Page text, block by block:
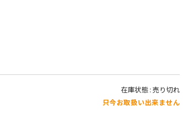
在庫状態 : 売り切れ
只今お取扱い出来ません